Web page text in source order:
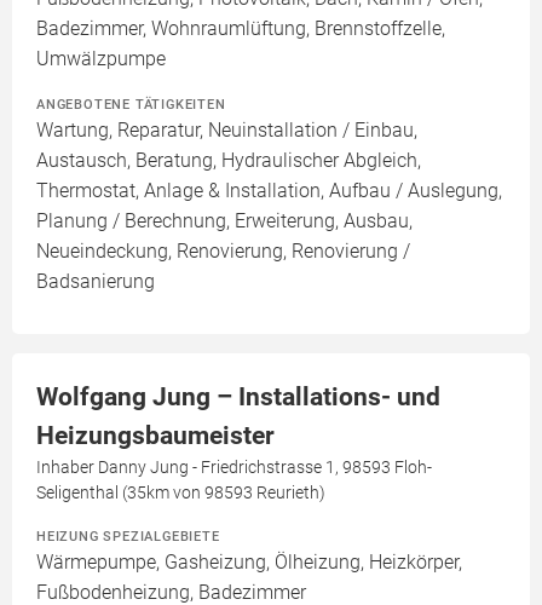
Badezimmer, Wohnraumlüftung, Brennstoffzelle,
Umwälzpumpe
ANGEBOTENE TÄTIGKEITEN
Wartung, Reparatur, Neuinstallation / Einbau,
Austausch, Beratung, Hydraulischer Abgleich,
Thermostat, Anlage & Installation, Aufbau / Auslegung,
Planung / Berechnung, Erweiterung, Ausbau,
Neueindeckung, Renovierung, Renovierung /
Badsanierung
Wolfgang Jung – Installations- und
Heizungsbaumeister
Inhaber Danny Jung - Friedrichstrasse 1, 98593 Floh-
Seligenthal (35km von 98593 Reurieth)
HEIZUNG SPEZIALGEBIETE
Wärmepumpe, Gasheizung, Ölheizung, Heizkörper,
Fußbodenheizung, Badezimmer